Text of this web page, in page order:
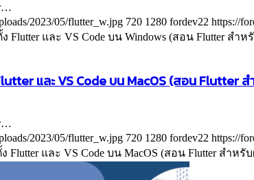
2023/05/flutter_w.jpg 720 1280 fordev22 https://
Flutter และ VS Code บน Windows (สอน Flutter สำห
และ VS Code บน MacOS (สอน Flutter ส
2023/05/flutter_w.jpg 720 1280 fordev22 https://
Flutter และ VS Code บน MacOS (สอน Flutter สำหรั